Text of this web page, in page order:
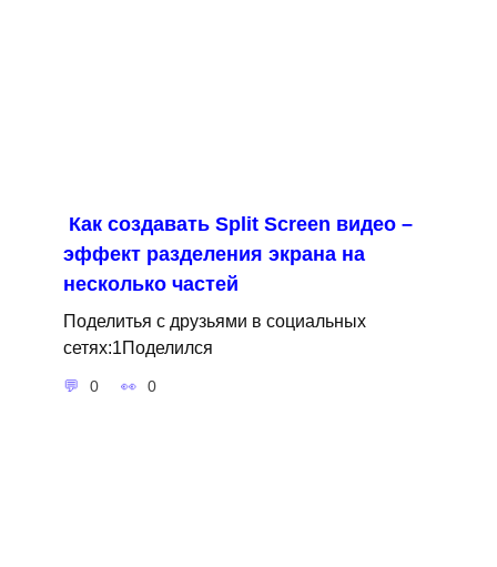
Как создавать Split Screen видео –
эффект разделения экрана на
несколько частей
Поделитья с друзьями в социальных
сетях:1Поделился
0 0